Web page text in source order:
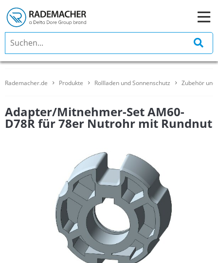
Rademacher.de Produkte Rollladen und Sonnenschutz Zubehör und
Adapter/Mitnehmer-Set AM60-
D78R für 78er Nutrohr mit Rundnut